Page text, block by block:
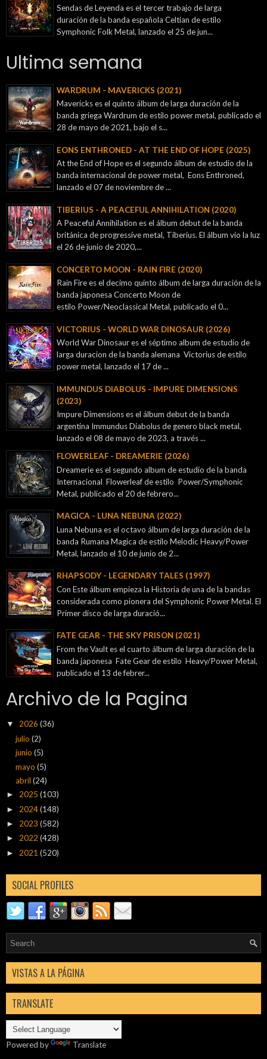
Sendas de Leyenda es el tercer trabajo de larga
duración de la banda española Celtian de estilo
Symphonic Folk Metal, lanzado el 25 de jun...
Ultima semana
WARDRUM - MAVERICKS (2021)
Mavericks es el quinto álbum de larga duración de la
banda griega Wardrum de estilo power metal, publicado el
28 de mayo de 2021, bajo el s...
EONS ENTHRONED - AT THE END OF HOPE (2025)
At the End of Hope es el segundo álbum de estudio de la
banda internacional de power metal, Eons Enthroned,
lanzado el 07 de noviembre de ...
TIBERIUS - A PEACEFUL ANNIHILATION (2020)
A Peaceful Annihilation es el álbum debut de la banda
británica de progressive metal, Tiberius. El álbum vio la luz
el 26 de junio de 2020,...
CONCERTO MOON - RAIN FIRE (2020)
Rain Fire es el decimo quinto álbum de larga duración de la
banda japonesa Concerto Moon de
estilo Power/Neoclassical Metal, publicado el 0...
VICTORIUS - WORLD WAR DINOSAUR (2026)
World War Dinosaur es el séptimo album de estudio de
larga duracion de la banda alemana Victorius de estilo
power metal, lanzado el 17 de ...
IMMUNDUS DIABOLUS - IMPURE DIMENSIONS
(2023)
Impure Dimensions es el álbum debut de la banda
argentina Immundus Diabolus de genero black metal,
lanzado el 08 de mayo de 2023, a través ...
FLOWERLEAF - DREAMERIE (2026)
Dreamerie es el segundo album de estudio de la banda
Internacional Flowerleaf de estilo Power/Symphonic
Metal, publicado el 20 de febrero...
MAGICA - LUNA NEBUNA (2022)
Luna Nebuna es el octavo álbum de larga duración de la
banda Rumana Magica de estilo Melodic Heavy/Power
Metal, lanzado el 10 de junio de 2...
RHAPSODY - LEGENDARY TALES (1997)
Con Este álbum empieza la Historia de una de la bandas
considerada como pionera del Symphonic Power Metal. El
Primer disco de larga duració...
FATE GEAR - THE SKY PRISON (2021)
From the Vault es el cuarto álbum de larga duración de la
banda japonesa Fate Gear de estilo Heavy/Power Metal,
publicado el 13 de febrer...
Archivo de la Pagina
▼ 2026 (36)
julio(2)
junio(5)
mayo(5)
abril(24)
► 2025 (103)
► 2024(148)
► 2023 (582)
► 2022 (428)
► 2021 (520)
SOCIAL PROFILES
VISTAS A LA PÁGINA
TRANSLATE
Powered by Translate